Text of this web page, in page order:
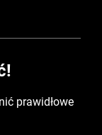
prawidłowe